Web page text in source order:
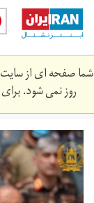
Skip
main
content
شما صفحه ای از سایت
روز نمی شود.